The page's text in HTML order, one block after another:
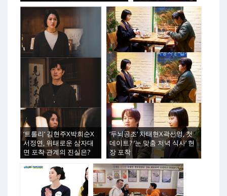
‘트롤리’ 김현주X박희순X
서정연, 위태로운 삼자대
면 포착 관계의 진실은?
‘두뇌공조’ 차태현X곽선영, 첫
데이트? ‘눈 맞춤 저녁 식사’ 현
장 포착